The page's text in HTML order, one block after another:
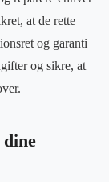
at de rette
og garanti
og sikre, at